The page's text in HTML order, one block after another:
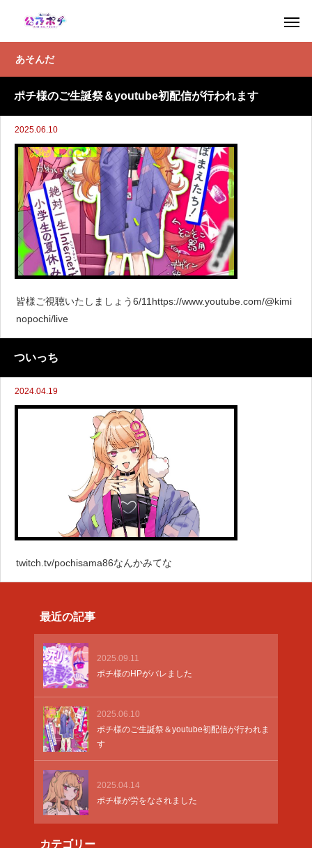
あそんだ
ポチ様のご生誕祭＆youtube初配信が行われます
2025.06.10
皆様ご視聴いたしましょう6/11https://www.youtube.com/@kimi
nopochi/live
ついっち
2024.04.19
twitch.tv/pochisama86なんかみてな
最近の記事
2025.09.11
ポチ様のHPがバレました
2025.06.10
ポチ様のご生誕祭＆youtube初配信が行われま
す
2025.04.14
ポチ様が労をなされました
カテゴリー